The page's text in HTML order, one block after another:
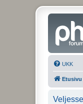
UKK
Etusivu